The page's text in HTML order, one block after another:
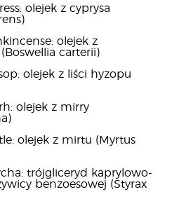
olejek z cyprysa
olejek z
carterii)
olejek z liści hyzopu
olejek z mirry
olejek z mirtu (Myrtus
trójgliceryd kaprylowo-
benzoesowej (Styrax